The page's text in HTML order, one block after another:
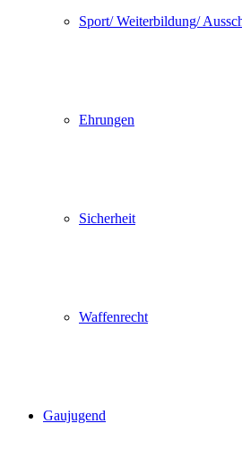
Sport/ Weiterbildung/
Ehrungen
Sicherheit
Waffenrecht
Gaujugend